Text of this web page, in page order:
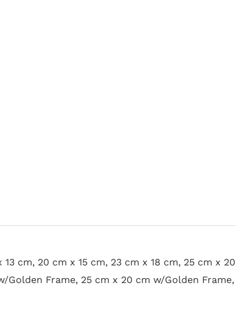
13 cm, 20 cm x 15 cm, 23 cm x 18 cm, 25 cm x
Golden Frame, 25 cm x 20 cm w/Golden